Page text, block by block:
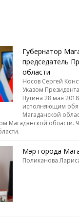
Губернатор
председатель
области
Носов Сергей
Указом
Путина 28 мая
исполняющим
Магаданской
Магаданской области.
Мэр города
Поликанова